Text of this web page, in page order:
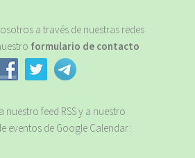
a través de nuestras redes
formulario de contacto
nuestro feed RSS y a nuestro
eventos de Google Calendar: